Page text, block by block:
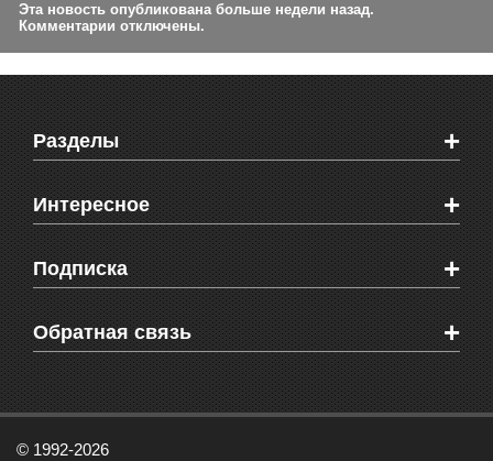
Эта новость опубликована больше недели назад.
Комментарии отключены.
Разделы +
Новости Феодосии
Новости Крыма
Мировые новости
Объявления
Здоровье
СМС мнения читателей
Интересное +
Видео о Феодосии
Веб-камеры Феодосии
Блоги феодосийцев
Школы Феодосии
Подписка +
Печатная версия газеты "Кафа"
RSS
Обратная связь +
Рекламодателям
Контактная информация
© 1992-2026